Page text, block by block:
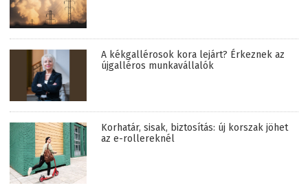
A kékgallérosok kora lejárt? Érkeznek az
újgalléros munkavállalók
Korhatár, sisak, biztosítás: új korszak jöhet
az e-rollereknél